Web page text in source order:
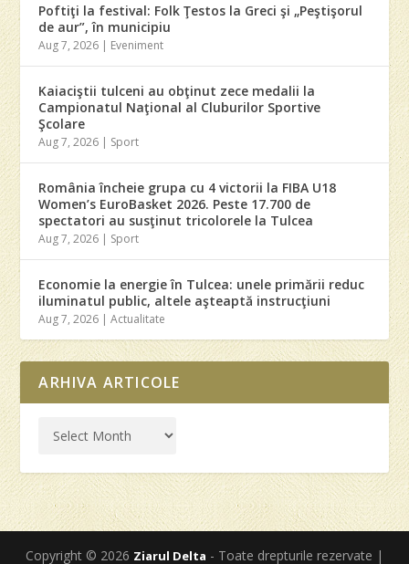
Poftiţi la festival: Folk Ţestos la Greci şi „Peştişorul
de aur”, în municipiu
Aug 7, 2026 | Eveniment
Kaiaciştii tulceni au obţinut zece medalii la
Campionatul Naţional al Cluburilor Sportive
Şcolare
Aug 7, 2026 | Sport
România încheie grupa cu 4 victorii la FIBA U18
Women’s EuroBasket 2026. Peste 17.700 de
spectatori au susţinut tricolorele la Tulcea
Aug 7, 2026 | Sport
Economie la energie în Tulcea: unele primării reduc
iluminatul public, altele aşteaptă instrucţiuni
Aug 7, 2026 |Actualitate
ARHIVA ARTICOLE
Copyright © 2026 Ziarul Delta - Toate drepturile rezervate |